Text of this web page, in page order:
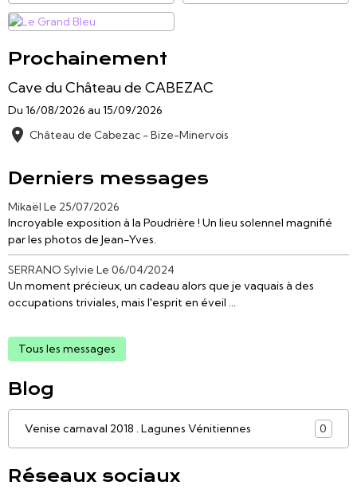
Prochainement
Cave du Château de CABEZAC
Du 16/08/2026 au 15/09/2026
Château de Cabezac - Bize-Minervois
Derniers messages
Mikaël Le 25/07/2026
Incroyable exposition à la Poudrière ! Un lieu solennel magnifié
par les photos de Jean-Yves.
SERRANO Sylvie Le 06/04/2024
Un moment précieux, un cadeau alors que je vaquais à des
occupations triviales, mais l'esprit en éveil ...
Tous les messages
Blog
Venise carnaval 2018 . Lagunes Vénitiennes 0
Réseaux sociaux